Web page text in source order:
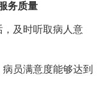
务质量
及时听取病人意
员满意度能够达到